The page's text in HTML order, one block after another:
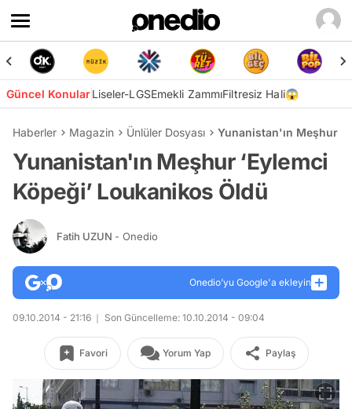
Güncel KonularLiseler-LGSEmekli ZammıFiltresiz Hali😱
Haberler Magazin Ünlüler Dosyası Yunanistan'ın Meşhur
Yunanistan'ın Meşhur ‘Eylemci
Köpeği’ Loukanikos Öldü
Fatih UZUN - Onedio
Onedio’yu Google'a ekleyin
09.10.2014 - 21:16 Son Güncelleme: 10.10.2014 - 09:04
Favori Yorum Yap Paylaş